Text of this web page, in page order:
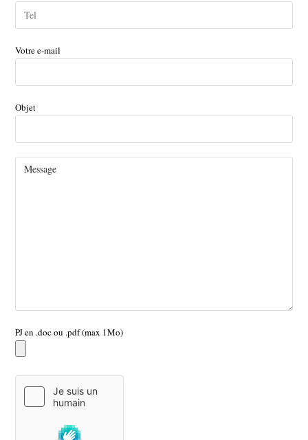
Votre e-mail
Objet
PJ en .doc ou .pdf (max 1Mo)